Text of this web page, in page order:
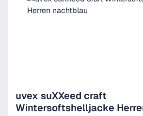
uvex suXXeed craft
Wintersoftshelljacke